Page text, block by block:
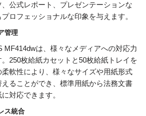
公式レポート、プレゼンテーションな
ロフェッショナルな印象を与えます。
管理
MF414dwは、様々なメディアへの対応力
250枚給紙カセットと50枚給紙トレイを
軟性により、様々なサイズや用紙形式
ることができ、標準用紙から法務文書
対応できます。
ス統合